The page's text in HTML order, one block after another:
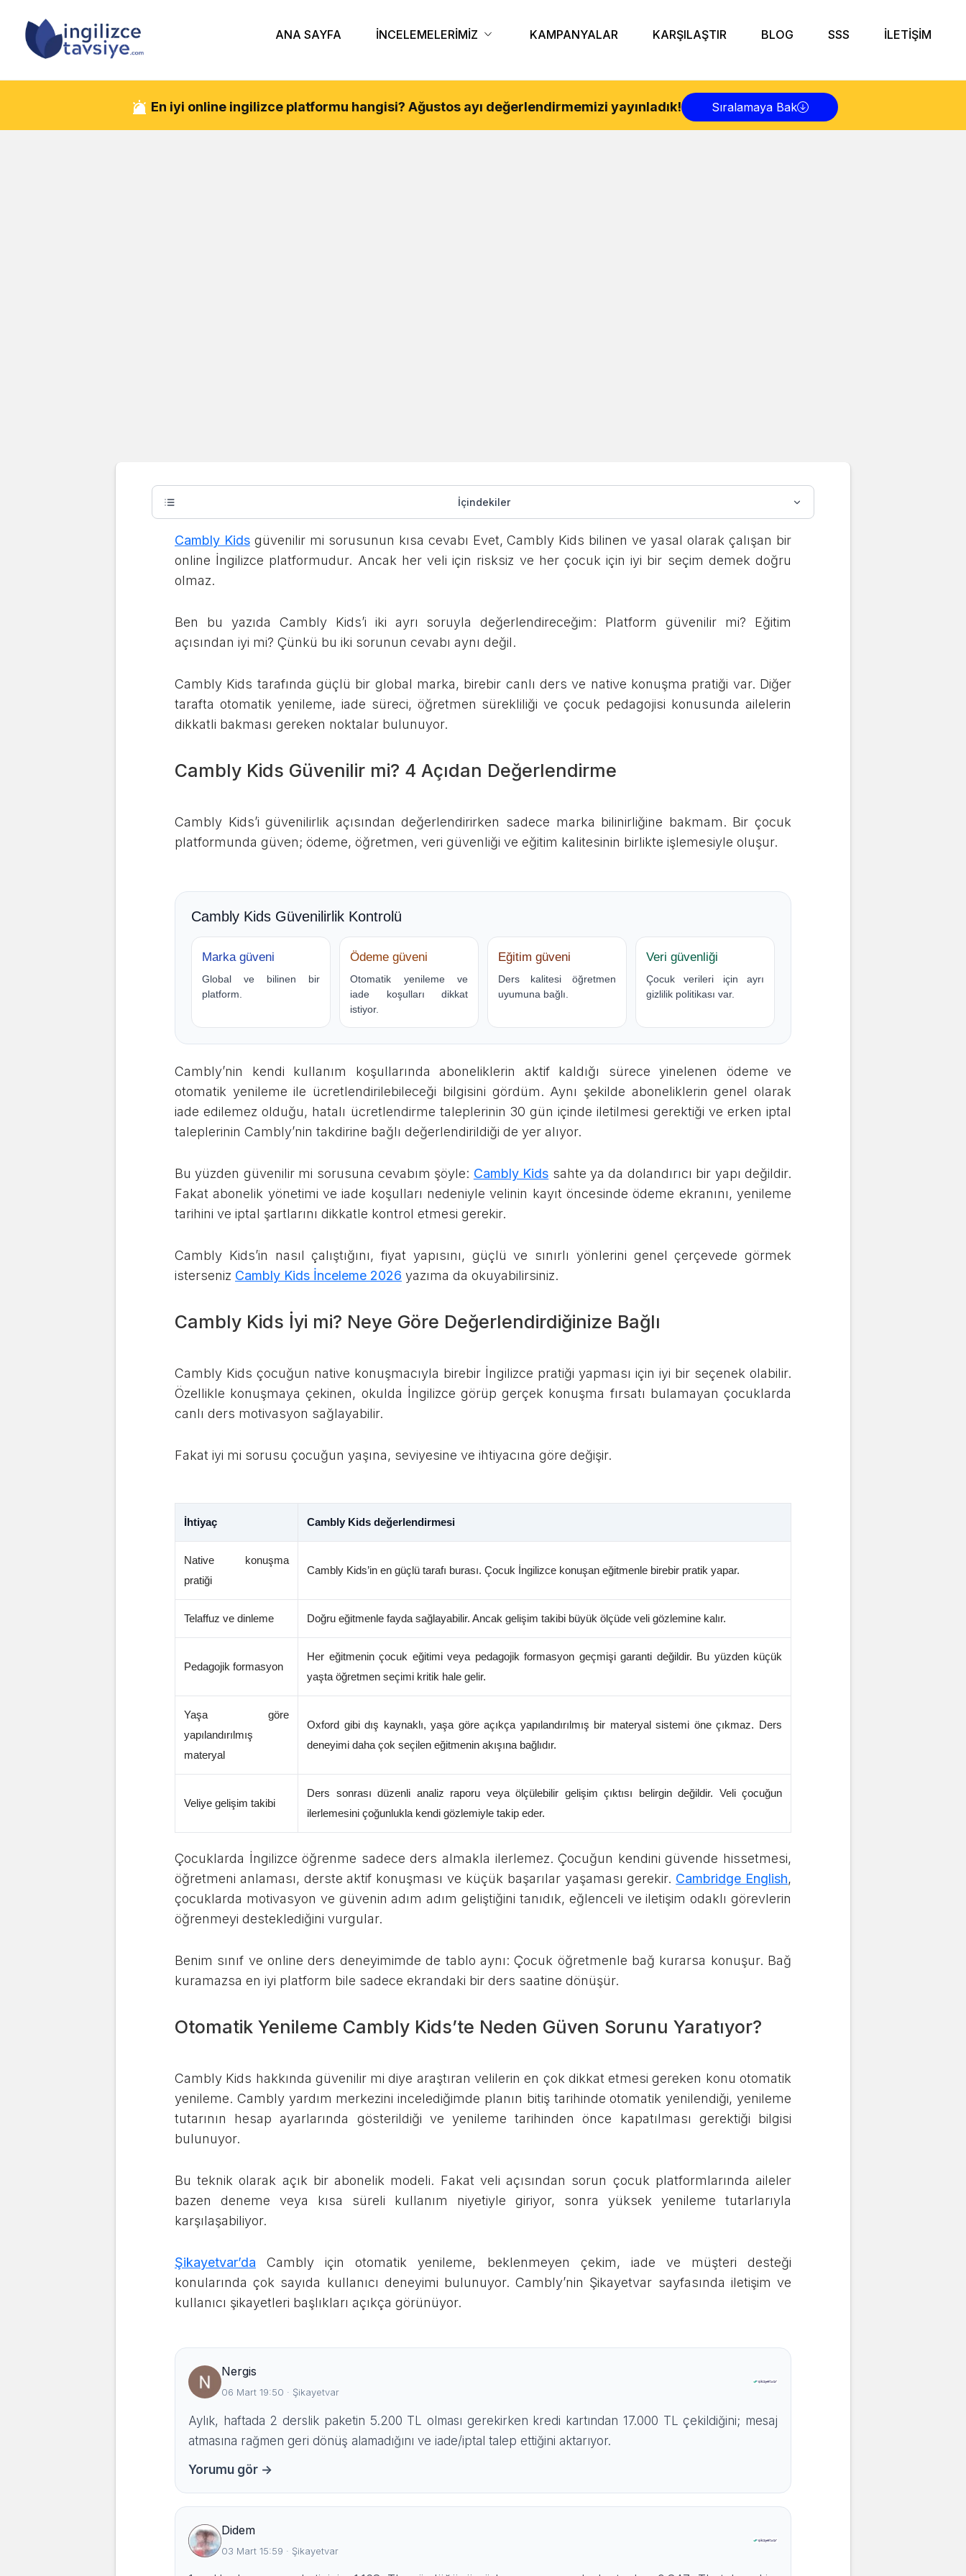
ANA SAYFA İNCELEMELERİMİZ KAMPANYALAR KARŞILAŞTIR BLOG SSS İLETİŞİM
En iyi online ingilizce platformu hangisi? Ağustos ayı değerlendirmemizi yayınladık! Sıralamaya Bak
Cambly Kids Güvenilir mi? İyi
mi?
Hazal Çelik
Son güncelleme:
Sosyal Medyada Paylaşın
İçindekiler
Cambly Kidsgüvenilir mi sorusunun kısa cevabı Evet, Cambly Kids bilinen ve yasal olarak çalışan bir
online İngilizce platformudur. Ancak her veli için risksiz ve her çocuk için iyi bir seçim demek doğru
olmaz.
Ben bu yazıda Cambly Kids’i iki ayrı soruyla değerlendireceğim: Platform güvenilir mi? Eğitim
açısından iyi mi? Çünkü bu iki sorunun cevabı aynı değil.
Cambly Kids tarafında güçlü bir global marka, birebir canlı ders ve native konuşma pratiği var. Diğer
tarafta otomatik yenileme, iade süreci, öğretmen sürekliliği ve çocuk pedagojisi konusunda ailelerin
dikkatli bakması gereken noktalar bulunuyor.
Cambly Kids Güvenilir mi? 4 Açıdan Değerlendirme
Cambly Kids’i güvenilirlik açısından değerlendirirken sadece marka bilinirliğine bakmam. Bir çocuk
platformunda güven; ödeme, öğretmen, veri güvenliği ve eğitim kalitesinin birlikte işlemesiyle oluşur.
Cambly Kids Güvenilirlik Kontrolü
Marka güveni
Global ve bilinen bir
platform.
Ödeme güveni
Otomatik yenileme ve
iade koşulları dikkat
istiyor.
Eğitim güveni
Ders kalitesi öğretmen
uyumuna bağlı.
Veri güvenliği
Çocuk verileri için ayrı
gizlilik politikası var.
Cambly’nin kendi kullanım koşullarında aboneliklerin aktif kaldığı sürece yinelenen ödeme ve
otomatik yenileme ile ücretlendirilebileceği bilgisini gördüm. Aynı şekilde aboneliklerin genel olarak
iade edilemez olduğu, hatalı ücretlendirme taleplerinin 30 gün içinde iletilmesi gerektiği ve erken iptal
taleplerinin Cambly’nin takdirine bağlı değerlendirildiği de yer alıyor.
Bu yüzden güvenilir mi sorusuna cevabım şöyle: Cambly Kids sahte ya da dolandırıcı bir yapı değildir.
Fakat abonelik yönetimi ve iade koşulları nedeniyle velinin kayıt öncesinde ödeme ekranını, yenileme
tarihini ve iptal şartlarını dikkatle kontrol etmesi gerekir.
Cambly Kids’in nasıl çalıştığını, fiyat yapısını, güçlü ve sınırlı yönlerini genel çerçevede görmek
isterseniz Cambly Kids İnceleme 2026 yazıma da okuyabilirsiniz.
Cambly Kids İyi mi? Neye Göre Değerlendirdiğinize Bağlı
Cambly Kids çocuğun native konuşmacıyla birebir İngilizce pratiği yapması için iyi bir seçenek olabilir.
Özellikle konuşmaya çekinen, okulda İngilizce görüp gerçek konuşma fırsatı bulamayan çocuklarda
canlı ders motivasyon sağlayabilir.
Fakat iyi mi sorusu çocuğun yaşına, seviyesine ve ihtiyacına göre değişir.
İhtiyaç Cambly Kids değerlendirmesi
Native konuşma
pratiği
Cambly Kids’in en güçlü tarafı burası. Çocuk İngilizce konuşan eğitmenle birebir pratik yapar.
Telaffuz ve dinleme Doğru eğitmenle fayda sağlayabilir. Ancak gelişim takibi büyük ölçüde veli gözlemine kalır.
Pedagojik formasyon
Her eğitmenin çocuk eğitimi veya pedagojik formasyon geçmişi garanti değildir. Bu yüzden küçük
yaşta öğretmen seçimi kritik hale gelir.
Yaşa göre
yapılandırılmış
materyal
Oxford gibi dış kaynaklı, yaşa göre açıkça yapılandırılmış bir materyal sistemi öne çıkmaz. Ders
deneyimi daha çok seçilen eğitmenin akışına bağlıdır.
Veliye gelişim takibi
Ders sonrası düzenli analiz raporu veya ölçülebilir gelişim çıktısı belirgin değildir. Veli çocuğun
ilerlemesini çoğunlukla kendi gözlemiyle takip eder.
Çocuklarda İngilizce öğrenme sadece ders almakla ilerlemez. Çocuğun kendini güvende hissetmesi,
öğretmeni anlaması, derste aktif konuşması ve küçük başarılar yaşaması gerekir. Cambridge English,
çocuklarda motivasyon ve güvenin adım adım geliştiğini tanıdık, eğlenceli ve iletişim odaklı görevlerin
öğrenmeyi desteklediğini vurgular.
Benim sınıf ve online ders deneyimimde de tablo aynı: Çocuk öğretmenle bağ kurarsa konuşur. Bağ
kuramazsa en iyi platform bile sadece ekrandaki bir ders saatine dönüşür.
Otomatik Yenileme Cambly Kids’te Neden Güven Sorunu Yaratıyor?
Cambly Kids hakkında güvenilir mi diye araştıran velilerin en çok dikkat etmesi gereken konu otomatik
yenileme. Cambly yardım merkezini incelediğimde planın bitiş tarihinde otomatik yenilendiği, yenileme
tutarının hesap ayarlarında gösterildiği ve yenileme tarihinden önce kapatılması gerektiği bilgisi
bulunuyor.
Bu teknik olarak açık bir abonelik modeli. Fakat veli açısından sorun çocuk platformlarında aileler
bazen deneme veya kısa süreli kullanım niyetiyle giriyor, sonra yüksek yenileme tutarlarıyla
karşılaşabiliyor.
Şikayetvar’da Cambly için otomatik yenileme, beklenmeyen çekim, iade ve müşteri desteği
konularında çok sayıda kullanıcı deneyimi bulunuyor. Cambly’nin Şikayetvar sayfasında iletişim ve
kullanıcı şikayetleri başlıkları açıkça görünüyor.
Nergis
06 Mart 19:50 · Şikayetvar
Aylık, haftada 2 derslik paketin 5.200 TL olması gerekirken kredi kartından 17.000 TL çekildiğini; mesaj
atmasına rağmen geri dönüş alamadığını ve iade/iptal talep ettiğini aktarıyor.
Yorumu gör →
Didem
03 Mart 15:59 · Şikayetvar